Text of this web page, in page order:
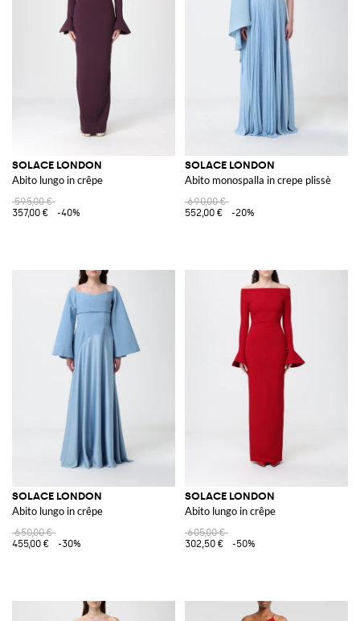
SOLACE LONDON
Abito lungo in crêpe
595,00 €
357,00 €
-40%
SOLACE LONDON
Abito monospalla in crepe plissè
690,00 €
552,00 €
-20%
SOLACE LONDON
Abito lungo in crêpe
650,00 €
455,00 €
-30%
SOLACE LONDON
Abito lungo in crêpe
605,00 €
302,50 €
-50%